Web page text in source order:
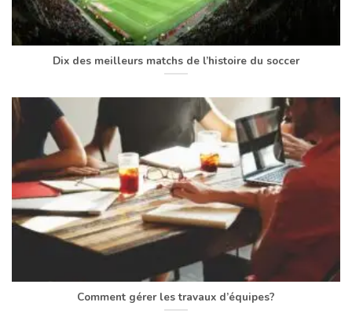
Dix des meilleurs matchs de l’histoire du soccer
Comment gérer les travaux d’équipes?